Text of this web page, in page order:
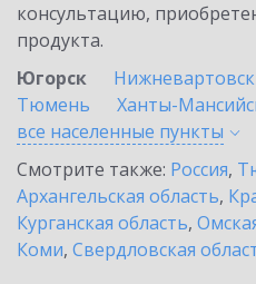
консультацию,
продукта.
Югорск
Нижневартовск
Тюмень
Ханты-
все населенные пункты
Смотрите также: Россия,
Архангельская область,
Курганская область,
Коми, Свердловская